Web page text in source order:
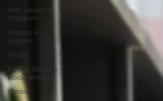
Arte, Design e
Fotografia
Viagens e
Lugares
Ficção
Filmes, Séries e
Documentários
Contos